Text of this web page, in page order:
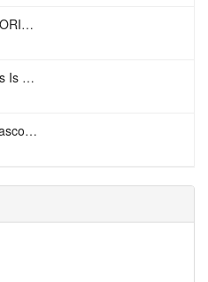
Tananai, Annalisa – STORIE BREVI
All I Want For Christmas Is You – Mariah Carey
Come Nelle Favole – Vasco Rossi